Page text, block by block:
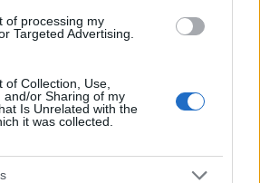
of processing my
Targeted Advertising.
of Collection, Use,
and/or Sharing of my
Is Unrelated with the
it was collected.
εδώ
50 /50